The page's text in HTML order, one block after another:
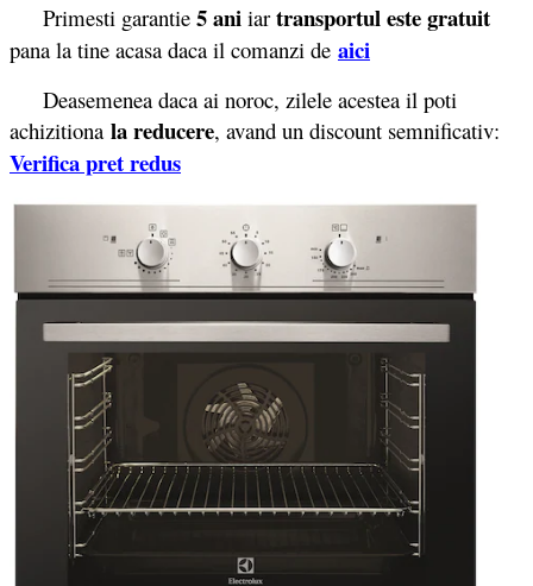
Primesti garantie 5 ani iar transportul este gratuit
pana la tine acasa daca il comanzi de aici
Deasemenea daca ai noroc, zilele acestea il poti
achizitiona la reducere, avand un discount semnificativ:
Verifica pret redus